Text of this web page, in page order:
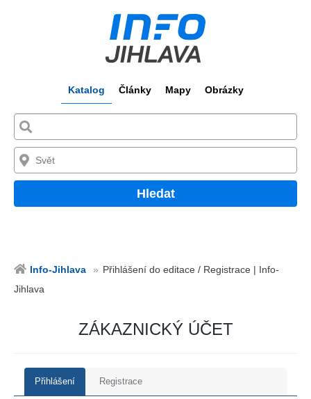
Katalog Články Mapy Obrázky
Hledat
Info-Jihlava
Přihlášení do editace / Registrace | Info-
Jihlava
ZÁKAZNICKÝ ÚČET
Přihlášení Registrace